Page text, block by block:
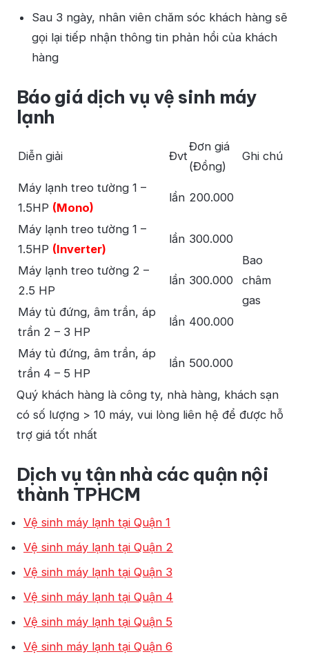
Sau 3 ngày, nhân viên chăm sóc khách hàng sẽ
gọi lại tiếp nhận thông tin phản hồi của khách
hàng
Báo giá dịch vụ vệ sinh máy
lạnh
Diễn giải Đvt
Đơn giá
(Đồng)
Ghi chú
Máy lạnh treo tường 1 –
1.5HP (Mono)
lần 200.000
Bao
châm
gas
Máy lạnh treo tường 1 –
1.5HP (Inverter)
lần 300.000
Máy lạnh treo tường 2 –
2.5 HP
lần 300.000
Máy tủ đứng, âm trần, áp
trần 2 – 3 HP
lần 400.000
Máy tủ đứng, âm trần, áp
trần 4 – 5 HP
lần 500.000
Quý khách hàng là công ty, nhà hàng, khách sạn
có số lượng > 10 máy, vui lòng liên hệ để được hỗ
trợ giá tốt nhất
Dịch vụ tận nhà các quận nội
thành TPHCM
Vệ sinh máy lạnh tại Quận 1
Vệ sinh máy lạnh tại Quận 2
Vệ sinh máy lạnh tại Quận 3
Vệ sinh máy lạnh tại Quận 4
Vệ sinh máy lạnh tại Quận 5
Vệ sinh máy lạnh tại Quận 6